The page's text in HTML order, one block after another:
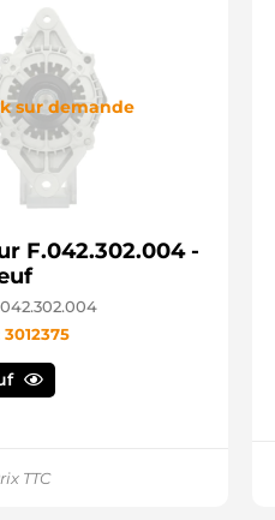
sur demande
F.042.302.004 -
3012375
TTC